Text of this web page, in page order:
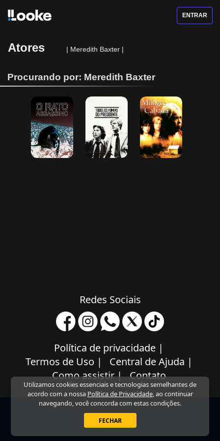
Utilizamos cookies essenciais e tecnologias semelhantes de
acordo com a nossa Política de Privacidade, ao continuar
navegando, você concorda com estas condições.
FECHAR
ENTRAR
Atores | Meredith Baxter |
Procurando por: Meredith Baxter
O Rato
Assassino
Todos os
Homens do
Presidente
Milagre na
Cabana
Redes Sociais
Política de privacidade |
Termos de Uso | Central de Ajuda |
Como assistir| Contato